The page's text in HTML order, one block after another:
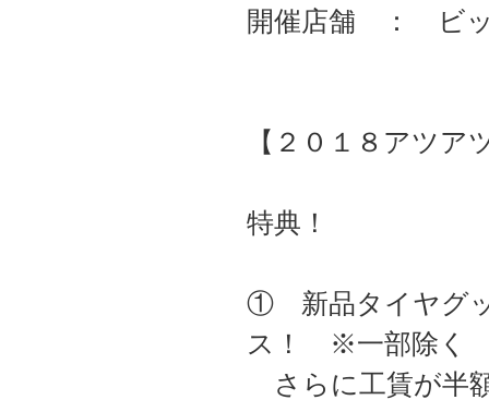
開催店舗 ： ビッ
【２０１８アツア
特典！
① 新品タイヤグッ
ス！ ※一部除く
さらに工賃が半